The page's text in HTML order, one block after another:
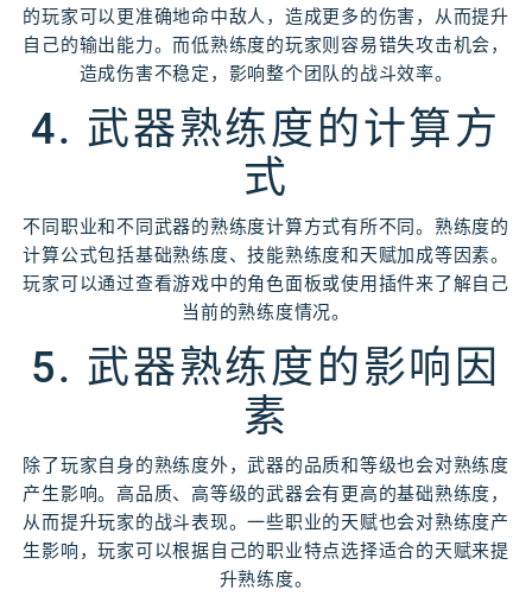
的玩家可以更准确地命中敌人，造成更多的伤害，从而提升
自己的输出能力。而低熟练度的玩家则容易错失攻击机会，
造成伤害不稳定，影响整个团队的战斗效率。
4. 武器熟练度的计算方
式
不同职业和不同武器的熟练度计算方式有所不同。熟练度的
计算公式包括基础熟练度、技能熟练度和天赋加成等因素。
玩家可以通过查看游戏中的角色面板或使用插件来了解自己
当前的熟练度情况。
5. 武器熟练度的影响因
素
除了玩家自身的熟练度外，武器的品质和等级也会对熟练度
产生影响。高品质、高等级的武器会有更高的基础熟练度，
从而提升玩家的战斗表现。一些职业的天赋也会对熟练度产
生影响，玩家可以根据自己的职业特点选择适合的天赋来提
升熟练度。